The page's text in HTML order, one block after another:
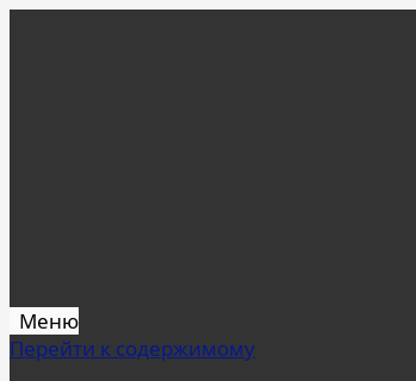
Меню
Перейти к содержимому